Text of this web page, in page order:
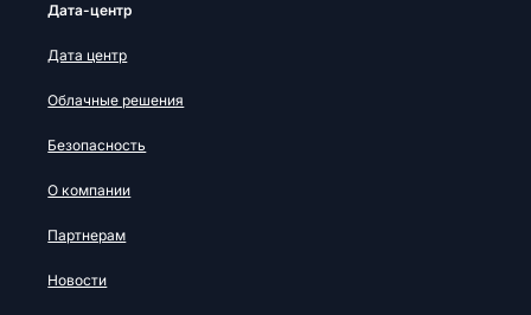
Дата-центр
Дата центр
Облачные решения
Безопасность
О компании
Партнерам
Новости